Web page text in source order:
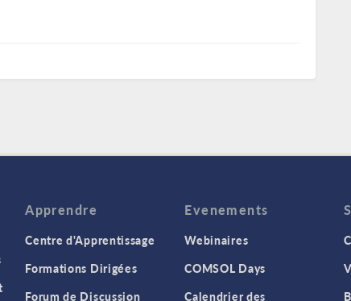
Apprendre
Centre d'Apprentissage
Formations Dirigées
Forum de Discussion
Evenements
Webinaires
COMSOL Days
Calendrier des